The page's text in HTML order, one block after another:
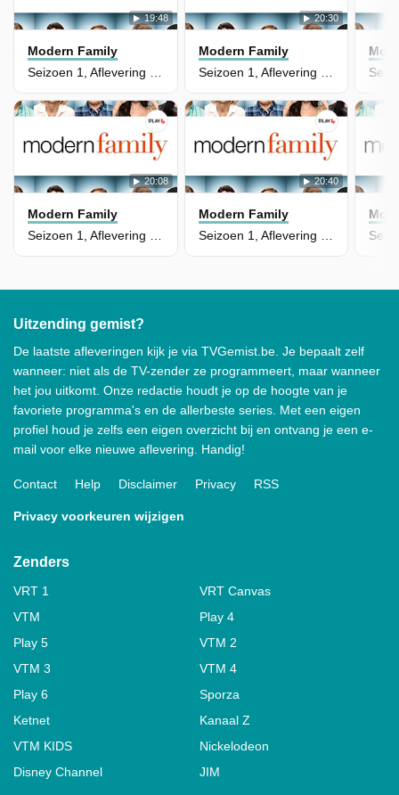
19:48
Modern Family
Seizoen 1, Aflevering 22 - Airport 2010
20:30
Modern Family
Seizoen 1, Aflevering 21 - Travels With Scout
20:08
Modern Family
20:40
Modern Family
Uitzending gemist?
De laatste afleveringen kijk je via TVGemist.be. Je bepaalt zelf
wanneer: niet als de TV-zender ze programmeert, maar wanneer
het jou uitkomt. Onze redactie houdt je op de hoogte van je
favoriete programma's en de allerbeste series. Met een eigen
profiel houd je zelfs een eigen overzicht bij en ontvang je een e-
mail voor elke nieuwe aflevering. Handig!
Contact Help Disclaimer Privacy RSS
Privacy voorkeuren wijzigen
Zenders
VRT 1
VRT Canvas
VTM
Play 4
Play 5
VTM 2
VTM 3
VTM 4
Play 6
Sporza
Ketnet
Kanaal Z
VTM KIDS
Nickelodeon
Disney Channel
JIM